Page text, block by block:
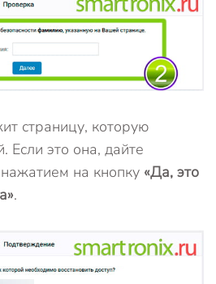
страницу, которую
Если это она, дайте
на кнопку «Да, это
.